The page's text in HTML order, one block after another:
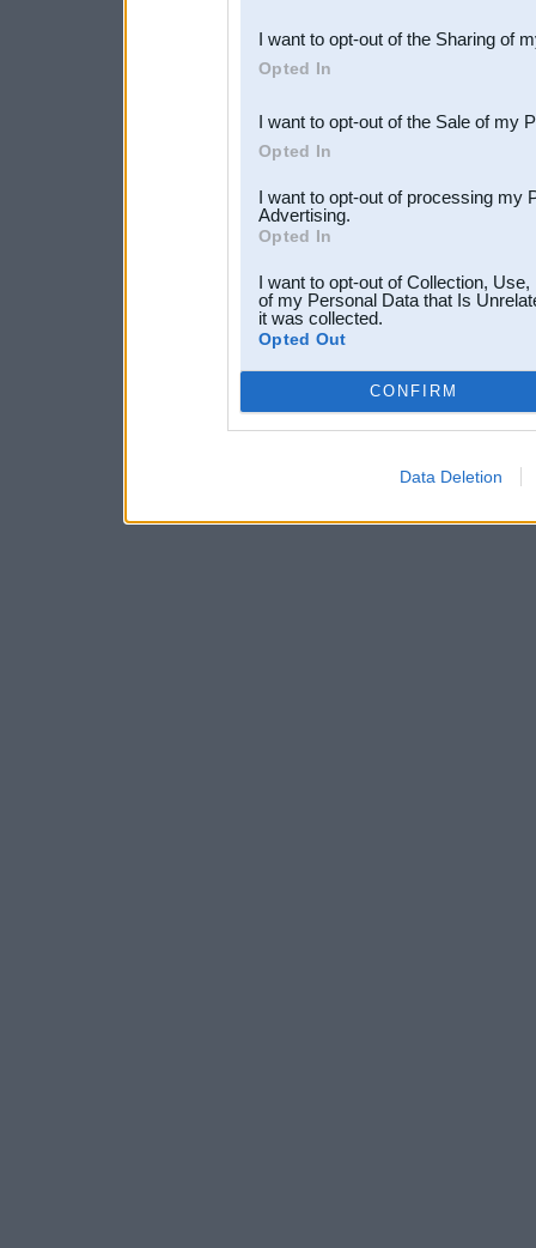
Downstream Participants
third parties.
I want to opt-out of the Sharing of
Opted In
I want to opt-out of the Sale of my
Opted In
I want to opt-out of processing my
Advertising.
Opted In
I want to opt-out of Collection,
of my Personal Data that Is
it was collected.
Opted Out
CONFIRM
Data Deletion